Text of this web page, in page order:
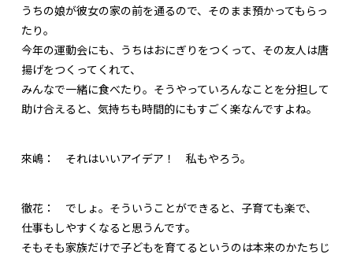
うちの娘が彼女の家の前を通るので、そのまま預かってもらっ
たり。
今年の運動会にも、うちはおにぎりをつくって、その友人は唐
揚げをつくってくれて、
みんなで一緒に食べたり。そうやっていろんなことを分担して
助け合えると、気持ちも時間的にもすごく楽なんですよね。
來嶋： それはいいアイデア！ 私もやろう。
徹花： でしょ。そういうことができると、子育ても楽で、
仕事もしやすくなると思うんです。
そもそも家族だけで子どもを育てるというのは本来のかたちじ